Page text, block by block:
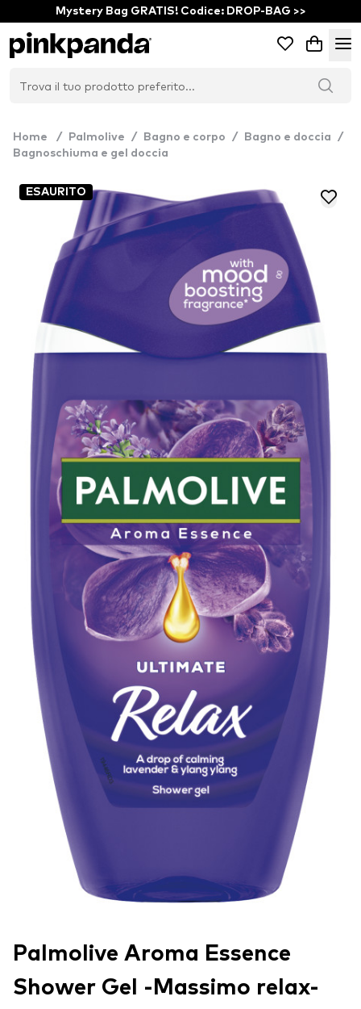
Mystery Bag GRATIS! Codice: DROP-BAG >>
Home / Palmolive / Bagno e corpo / Bagno e doccia
/
Bagnoschiuma e gel doccia
ESAURITO
Palmolive Aroma Essence
Shower Gel -Massimo relax-